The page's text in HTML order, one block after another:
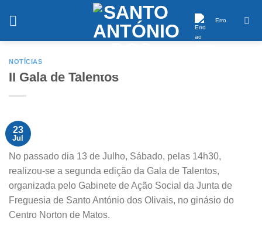
Erro
NOTÍCIAS
II Gala de Talentos
23
Jul
No passado dia 13 de Julho, Sábado, pelas 14h30,
realizou-se a segunda edição da Gala de Talentos,
organizada pelo Gabinete de Ação Social da Junta de
Freguesia de Santo António dos Olivais, no ginásio do
Centro Norton de Matos.